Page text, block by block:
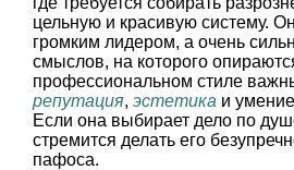
цельную и красивую систему.
громким лидером, а очень
смыслов, на которого
профессиональном стиле
репутация, эстетика и
Если она выбирает дело по
стремится делать его
пафоса.